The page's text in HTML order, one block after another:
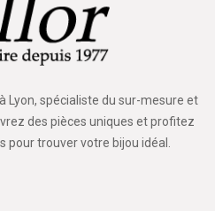
Lyon, spécialiste du sur-mesure et
des pièces uniques et profitez
pour trouver votre bijou idéal.